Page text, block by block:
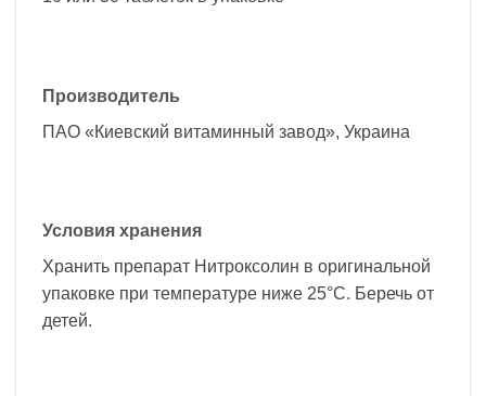
Производитель
ПАО «Киевский витаминный завод», Украина
Условия хранения
Хранить препарат Нитроксолин в оригинальной
упаковке при температуре ниже 25°С. Беречь от
детей.